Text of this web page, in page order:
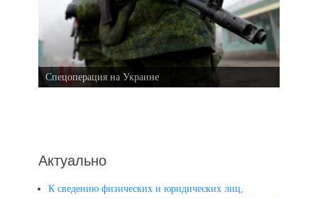
Спецоперация на Украине
Актуально
К сведению физических и юридических лиц,